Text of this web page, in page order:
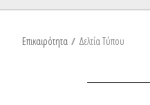
Επικαιρότητα / Δελτία Τύπου